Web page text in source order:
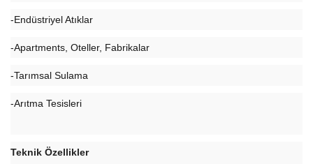
-Endüstriyel Atıklar
-Apartments, Oteller, Fabrikalar
-Tarımsal Sulama
-Arıtma Tesisleri
Teknik Özellikler